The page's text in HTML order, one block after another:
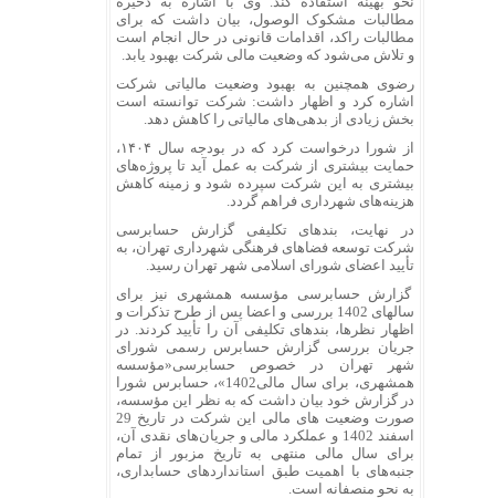
مطالبات مشکوک ‌الوصول، بیان داشت که برای
مطالبات راکد، اقدامات قانونی در حال انجام است
و تلاش می‌شود که وضعیت مالی شرکت بهبود یابد.
رضوی همچنین به بهبود وضعیت مالیاتی شرکت
اشاره کرد و اظهار داشت: شرکت توانسته است
بخش زیادی از بدهی‌های مالیاتی را کاهش دهد.
از شورا درخواست کرد که در بودجه سال ۱۴۰۴،
حمایت بیشتری از شرکت به عمل آید تا پروژه‌های
بیشتری به این شرکت سپرده شود و زمینه کاهش
هزینه‌های شهرداری فراهم گردد.
در نهایت، بندهای تکلیفی گزارش حسابرسی
شرکت توسعه فضاهای فرهنگی شهرداری تهران، به
تأیید اعضای شورای اسلامی شهر تهران رسید.
گزارش حسابرسی مؤسسه همشهری نیز برای
سالهای 1402 بررسی و اعضا پس از طرح تذکرات و
اظهار نظرها، بندهای تکلیفی آن را تأیید کردند. در
جریان بررسی گزارش حسابرس رسمی شورای
شهر تهران در خصوص حسابرسی«مؤسسه
همشهری، برای سال مالی1402»، حسابرس شورا
در گزارش خود بیان داشت که به نظر این مؤسسه،
صورت وضعیت های مالی این شرکت در تاریخ 29
اسفند 1402 و عملکرد مالی و جریان‌های نقدی آن،
برای سال مالی منتهی به تاریخ مزبور از تمام
جنبه‌های با اهمیت طبق استانداردهای حسابداری،
به نحو منصفانه است.